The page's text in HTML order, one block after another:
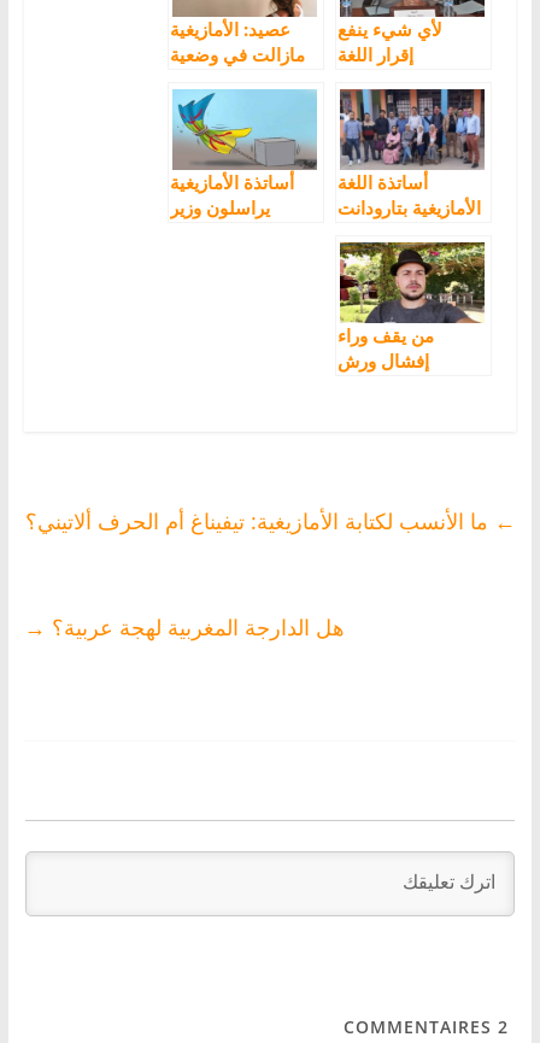
لأي شيء ينفع
إقرار اللغة
8″ في غياب
لتدريس هذه اللغة؟
عصيد: الأمازيغية
مازالت في وضعية
ترسيمها
أساتذة اللغة
الأمازيغية بتارودانت
أساتذة الأمازيغية
يراسلون وزير
من يقف وراء
إفشال ورش
← ما الأنسب لكتابة الأمازيغية: تيفيناغ أم الحرف ألاتيني؟
هل الدارجة المغربية لهجة عربية؟ →
2
COMMENTAIRES